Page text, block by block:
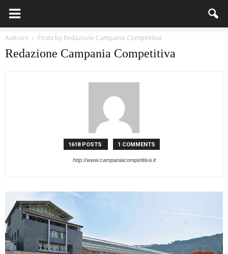
Authors Posts by Redazione Campania Competitiva
Redazione Campania Competitiva
1618 POSTS 1 COMMENTS
http://www.campaniacompetitiva.it